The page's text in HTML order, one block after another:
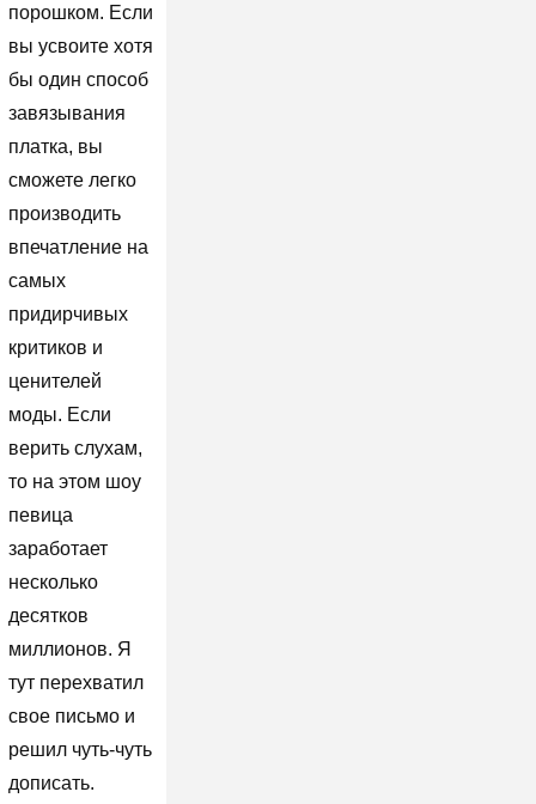
порошком. Если
вы усвоите хотя
бы один способ
завязывания
платка, вы
сможете легко
производить
впечатление на
самых
придирчивых
критиков и
ценителей
моды. Если
верить слухам,
то на этом шоу
певица
заработает
несколько
десятков
миллионов. Я
тут перехватил
свое письмо и
решил чуть-чуть
дописать.